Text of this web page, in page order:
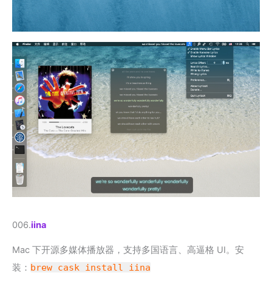
006.iina
Mac 下开源多媒体播放器，支持多国语言、高逼格 UI。安
装： brew cask install iina